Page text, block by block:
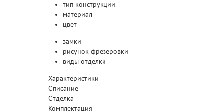
тип конструкции
материал
цвет
замки
рисунок фрезеровки
виды отделки
Характеристики
Описание
Отделка
Комплектация